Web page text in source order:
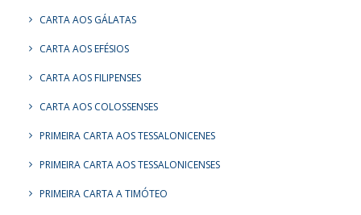
CARTA AOS GÁLATAS
CARTA AOS EFÉSIOS
CARTA AOS FILIPENSES
CARTA AOS COLOSSENSES
PRIMEIRA CARTA AOS TESSALONICENES
PRIMEIRA CARTA AOS TESSALONICENSES
PRIMEIRA CARTA A TIMÓTEO